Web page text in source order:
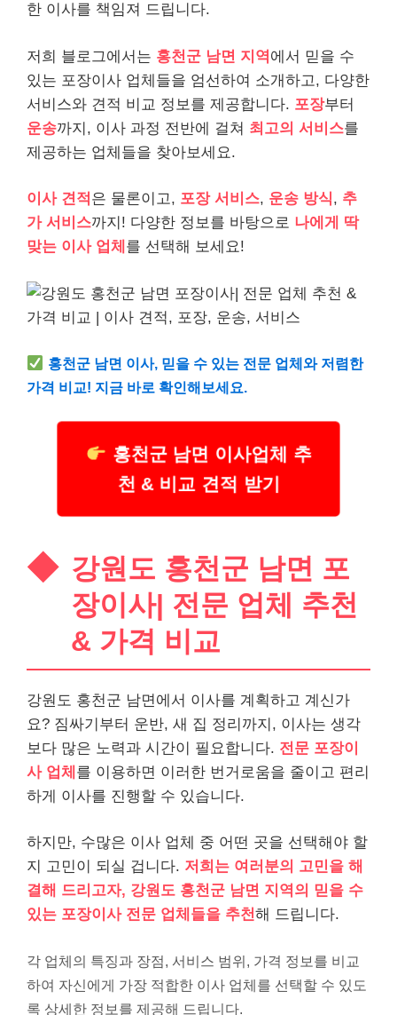
한 이사를 책임져 드립니다.
저희 블로그에서는 홍천군 남면 지역 에서 믿을 수
있는 포장이사 업체들을 엄선하여 소개하고, 다양한
서비스와 견적 비교 정보를 제공합니다. 포장부터
운송까지, 이사 과정 전반에 걸쳐 최고의 서비스를
제공하는 업체들을 찾아보세요.
이사 견적 은 물론이고, 포장 서비스, 운송 방식, 추
가 서비스까지! 다양한 정보를 바탕으로 나에게 딱
맞는 이사 업체 를 선택해 보세요!
홍천군 남면 이사, 믿을 수 있는 전문 업체와 저렴한
가격 비교! 지금 바로 확인해보세요.
홍천군 남면 이사업체 추
천 & 비교 견적 받기
강원도 홍천군 남면 포
장이사| 전문 업체 추천
& 가격 비교
강원도 홍천군 남면에서 이사를 계획하고 계신가
요? 짐싸기부터 운반, 새 집 정리까지, 이사는 생각
보다 많은 노력과 시간이 필요합니다. 전문 포장이
사 업체 를 이용하면 이러한 번거로움을 줄이고 편리
하게 이사를 진행할 수 있습니다.
하지만, 수많은 이사 업체 중 어떤 곳을 선택해야 할
지 고민이 되실 겁니다. 저희는 여러분의 고민을 해
결해 드리고자, 강원도 홍천군 남면 지역의 믿을 수
있는 포장이사 전문 업체들을 추천해 드립니다.
각 업체의 특징과 장점, 서비스 범위, 가격 정보를 비교
하여 자신에게 가장 적합한 이사 업체를 선택할 수 있도
록 상세한 정보를 제공해 드립니다.